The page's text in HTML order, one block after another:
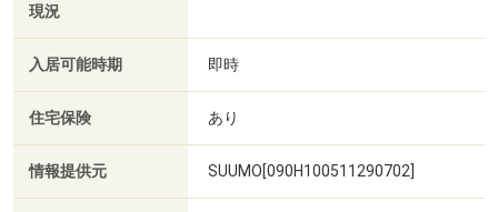
現況
入居可能時期 即時
住宅保険 あり
情報提供元 SUUMO[090H100511290702]